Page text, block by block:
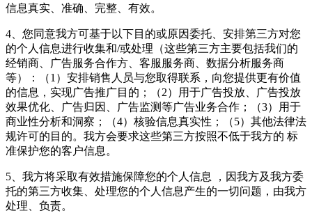
信息真实、准确、完整、有效。
4、您同意我方可基于以下目的或原因委托、安排第三方对您
的个人信息进行收集和/或处理（这些第三方主要包括我们的
经销商、广告服务合作方、客服服务商、数据分析服务商
等）：（1）安排销售人员与您取得联系，向您提供更有价值
的信息，实现广告推广目的；（2）用于广告投放、广告投放
效果优化、广告归因、广告监测等广告业务合作；（3）用于
商业性分析和洞察；（4）核验信息真实性；（5）其他法律法
规许可的目的。我方会要求这些第三方按照不低于我方的 标
准保护您的客户信息。
5、我方将采取有效措施保障您的个人信息 ，因我方及我方委
托的第三方收集、处理您的个人信息产生的一切问题，由我方
处理、负责。